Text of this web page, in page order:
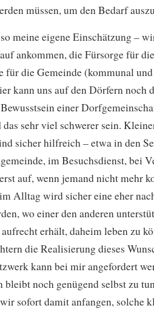
müssen, um den Bedarf
meine eigene Einschätzung –
ankommen, die Fürsorge für
für die Gemeinde (kommunal
kann uns auf den Dörfern noch
einer
sehr viel schwerer sein.
sicher hilfreich – etwa in den
im Besuchsdienst, bei
auf, wenn jemand nicht mehr
Alltag wird sicher eine eher
wo einer den anderen
erhält, daheim leben zu
die Realisierung dieses
kann bei mir angefordert
bleibt noch genügend selbst zu
sofort damit anfangen, solche